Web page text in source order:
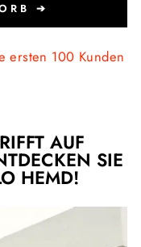
➔
ersten 100 Kunden
AUF
SIE
HEMD!